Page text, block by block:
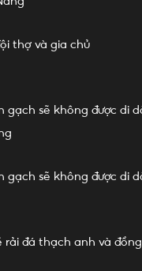
thợ và gia chủ
gạch sẽ không được di
sẽ không được di
rải đá thạch anh và